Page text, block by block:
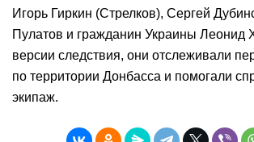
Игорь Гиркин (Стрелков), Сергей
Пулатов и гражданин Украины Леонид
версии следствия, они отслеживали
по территории Донбасса и помогали
экипаж.